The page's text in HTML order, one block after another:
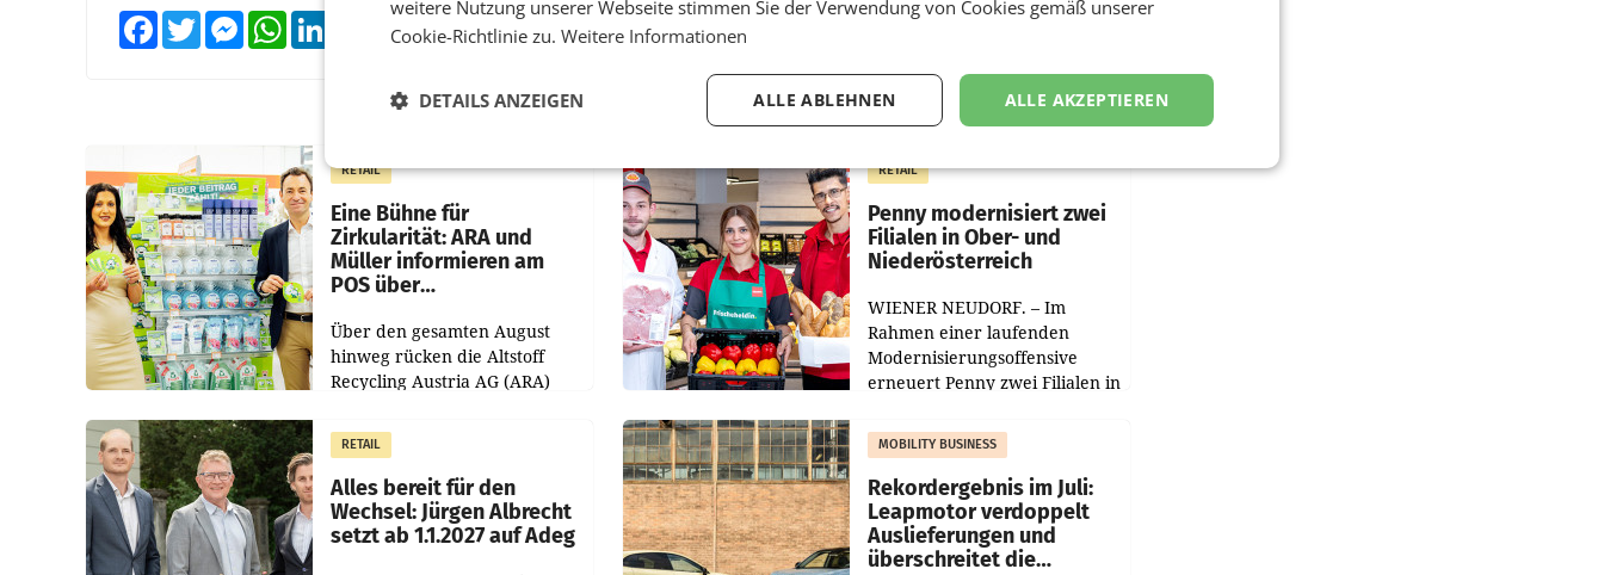
FacebookTwitter MessengerWhatsApp XING Teilen
RETAIL
Eine Bühne für
Zirkularität: ARA und
Müller informieren am
POS über
Über den gesamten August
hinweg rücken die Altstoff
Recycling Austria AG (ARA)
Müller die Initiative „Kreislauf-
Helden“ in allen
österreichischen Müller-Filialen
RETAIL
Penny modernisiert zwei
Filialen in Ober- und
Niederösterreich
WIENER NEUDORF. – Im
Rahmen einer laufenden
Modernisierungsoffensive
erneuert Penny zwei Filialen in
Die beiden Standorte liegen in
Haag sowie im rund
RETAIL
Alles bereit für den
Wechsel: Jürgen Albrecht
setzt ab 1.1.2027 auf Adeg
MOBILITY BUSINESS
Rekordergebnis im Juli:
Leapmotor verdoppelt
Auslieferungen und
überschreitet die
weitere Nutzung unserer Webseite stimmen Sie der Verwendung von Cookies gemäß unserer
Cookie-Richtlinie zu. Weitere Informationen
ALLE AKZEPTIEREN
ALLE ABLEHNEN
DETAILS ANZEIGEN